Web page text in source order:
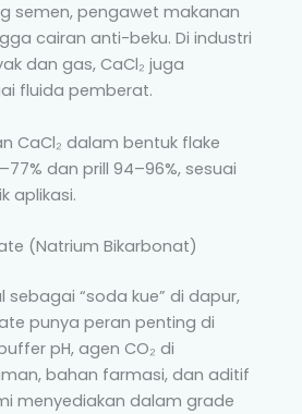
semen, pengawet makanan
cairan anti-beku. Di industri
dan gas, CaCl₂ juga
fluida pemberat.
CaCl₂ dalam bentuk flake
dan prill 94–96%, sesuai
aplikasi.
(Natrium Bikarbonat)
sebagai “soda kue” di dapur,
punya peran penting di
pH, agen CO₂ di
bahan farmasi, dan aditif
menyediakan dalam grade